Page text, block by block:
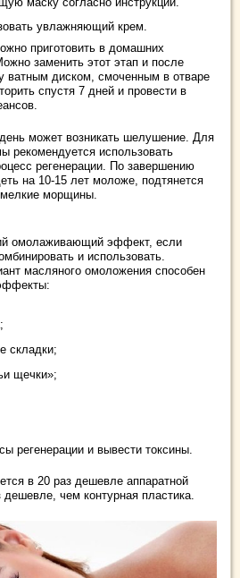
увлажняющий крем.
приготовить в домашних
заменить этот этап и после
ватным диском, смоченным в отваре
спустя 7 дней и провести в
может возникать шелушение. Для
рекомендуется использовать
регенерации. По завершению
на 10-15 лет моложе, подтянется
мелкие морщины.
омолаживающий эффект, если
и использовать.
масляного омоложения способен
складки;
щечки»;
регенерации и вывести токсины.
в 20 раз дешевле аппаратной
чем контурная пластика.